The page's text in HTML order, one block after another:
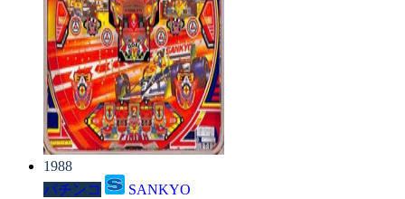
1988
パチンコ
SANKYO